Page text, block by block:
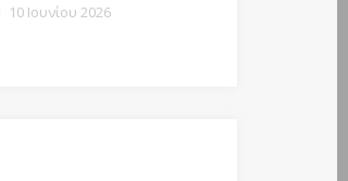
10 Ιουνίου 2026